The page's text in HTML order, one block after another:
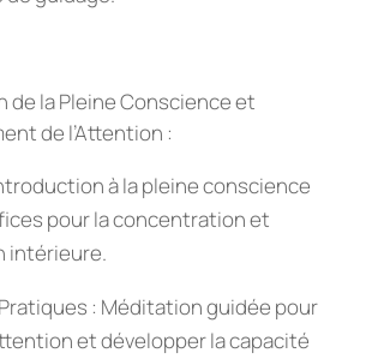
de la Pleine Conscience et
de l’Attention :
à la pleine conscience
pour la concentration et
intérieure.
: Méditation guidée pour
et développer la capacité